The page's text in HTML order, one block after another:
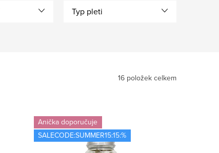
Typ pleti
16 položek celkem
Anička doporučuje
SALECODE:SUMMER15:15:%